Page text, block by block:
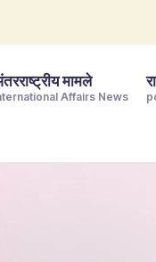
मामले
Affairs News